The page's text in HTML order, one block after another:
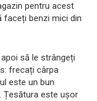
pentru acest
faceți benzi mici din
să le strângeți
frecați cârpa
este un bun
Țesătura este ușor